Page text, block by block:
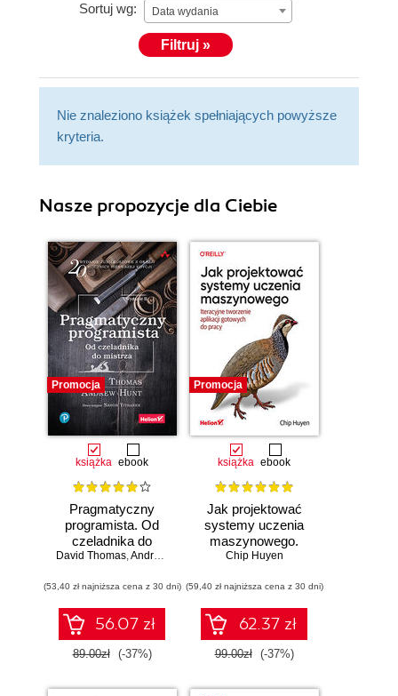
Sortuj wg: Data wydania
Filtruj »
Nie znaleziono książek spełniających powyższe
kryteria.
Nasze propozycje dla Ciebie
Promocja
książka ebook
Pragmatyczny
programista. Od
czeladnika do
mistrza. Wydanie II
David Thomas,Andrew Hunt
(53,40 zł najniższa cena z 30 dni)
56.07 zł
89.00zł (-37%)
Promocja
książka ebook
Jak projektować
systemy uczenia
maszynowego.
Iteracyjne
gotowych do pracy
Chip Huyen
(59,40 zł najniższa cena z 30 dni)
62.37 zł
99.00zł (-37%)